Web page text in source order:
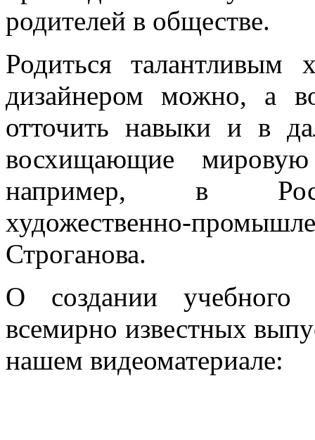
родителей в обществе.
Родиться талантливым
дизайнером можно, а
отточить навыки и в
восхищающие мировую
например, в
художественно-
Строганова.
О создании учебного
всемирно известных
нашем видеоматериале: